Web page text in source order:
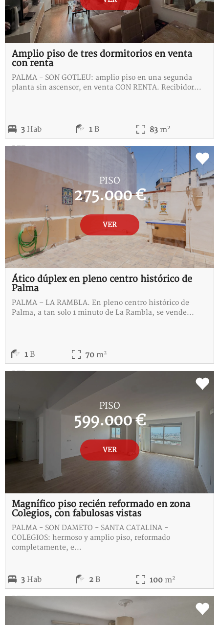
Amplio piso de tres dormitorios en venta
con renta
PALMA - SON GOTLEU: amplio piso en una segunda
planta sin ascensor, en venta CON RENTA. Recibidor...
3 Hab 1 B 83 m2
PISO
275.000 €
VER
Ático dúplex en pleno centro histórico de
Palma
PALMA – LA RAMBLA. En pleno centro histórico de
Palma, a tan solo 1 minuto de La Rambla, se vende...
1 B 70 m2
PISO
599.000 €
VER
Magnífico piso recién reformado en zona
Colegios, con fabulosas vistas
PALMA - SON DAMETO - SANTA CATALINA -
COLEGIOS: hermoso y amplio piso, reformado
completamente, e...
3 Hab 2 B 100 m2